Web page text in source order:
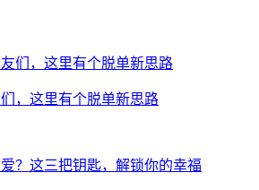
，这里有个脱单新思路